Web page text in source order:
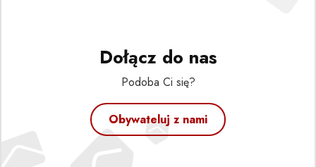
Dołącz do nas
Podoba Ci się?
Obywateluj z nami